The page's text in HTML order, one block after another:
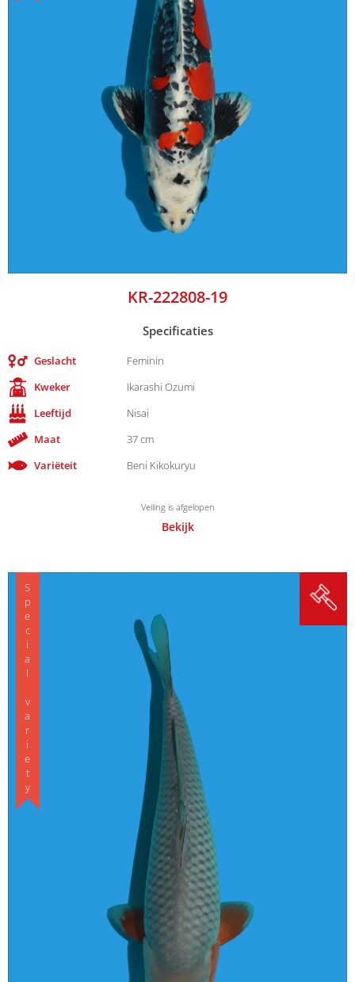
KR-222808-19
Specificaties
Geslacht
Feminin
Kweker
Ikarashi Ozumi
Leeftijd
Nisai
Maat
37 cm
Variëteit
Beni Kikokuryu
Veiling is afgelopen
Bekijk
Special variety